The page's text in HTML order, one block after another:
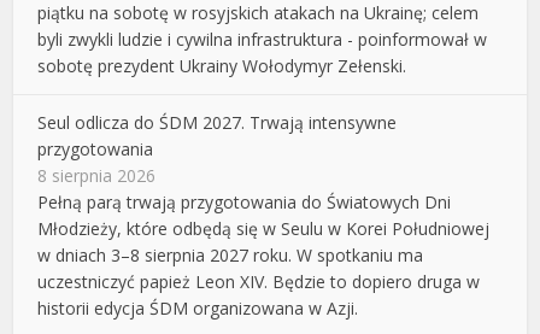
piątku na sobotę w rosyjskich atakach na Ukrainę; celem
byli zwykli ludzie i cywilna infrastruktura - poinformował w
sobotę prezydent Ukrainy Wołodymyr Zełenski.
Seul odlicza do ŚDM 2027. Trwają intensywne
przygotowania
8 sierpnia 2026
Pełną parą trwają przygotowania do Światowych Dni
Młodzieży, które odbędą się w Seulu w Korei Południowej
w dniach 3–8 sierpnia 2027 roku. W spotkaniu ma
uczestniczyć papież Leon XIV. Będzie to dopiero druga w
historii edycja ŚDM organizowana w Azji.